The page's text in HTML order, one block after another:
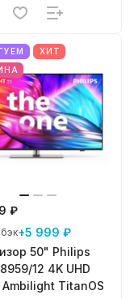
ХИТ
₽
+5 999 ₽
50" Philips
12 4K UHD
Ambilight TitanOS